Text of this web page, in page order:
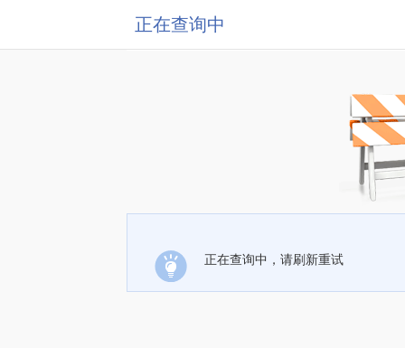
正在查询中
正在查询中，请刷新重试